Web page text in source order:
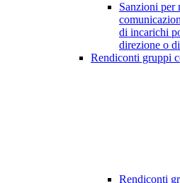
Sanzioni per
di incarichi
direzione o
Rendiconti gruppi
Rendiconti